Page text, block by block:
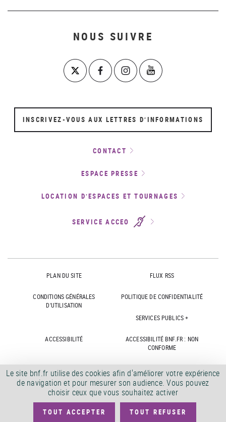
NOUS SUIVRE
INSCRIVEZ-VOUS AUX LETTRES D’INFORMATIONS
CONTACT
ESPACE PRESSE
LOCATION D’ESPACES ET TOURNAGES
SERVICE ACCEO
PLAN DU SITE FLUX RSS
CONDITIONS GÉNÉRALES
D'UTILISATION
POLITIQUE DE CONFIDENTIALITÉ
SERVICES PUBLICS +
ACCESSIBILITÉ
ACCESSIBILITÉ BNF.FR : NON
CONFORME
MARCHÉS PUBLICS OFFRES D'EMPLOI
DÉMATÉRIALISATION FACTURES CRÉDITS
©
Le site bnf.fr utilise des cookies afin d'améliorer votre expérience
de navigation et pour mesurer son audience. Vous pouvez
choisir ceux que vous souhaitez activer
TOUT ACCEPTER TOUT REFUSER